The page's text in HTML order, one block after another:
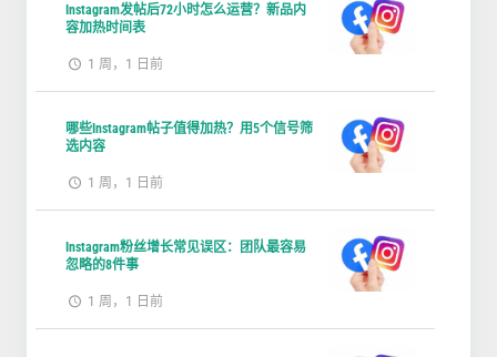
Instagram发帖后72小时怎么运营？新品内
容加热时间表
1 周，1 日前
哪些Instagram帖子值得加热？用5个信号筛
选内容
1 周，1 日前
Instagram粉丝增长常见误区：团队最容易
忽略的8件事
1 周，1 日前